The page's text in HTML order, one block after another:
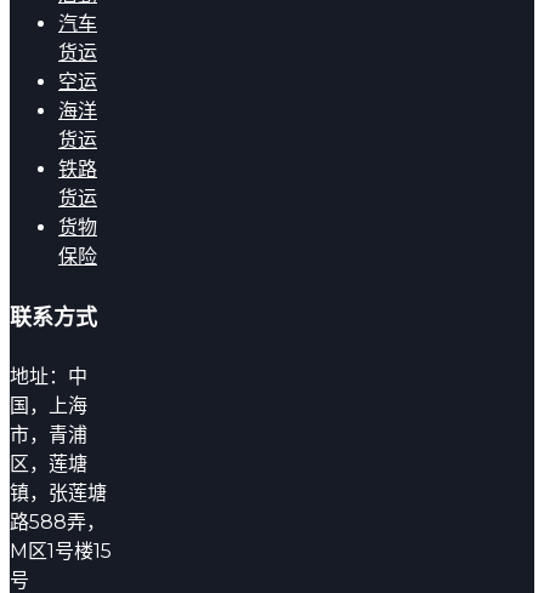
汽车
货运
空运
海洋
货运
铁路
货运
货物
保险
联系方式
地址：中
国，上海
市，青浦
区，莲塘
镇，张莲塘
路588弄，
M区1号楼15
号